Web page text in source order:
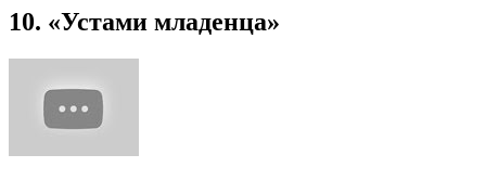
10. «Устами младенца»